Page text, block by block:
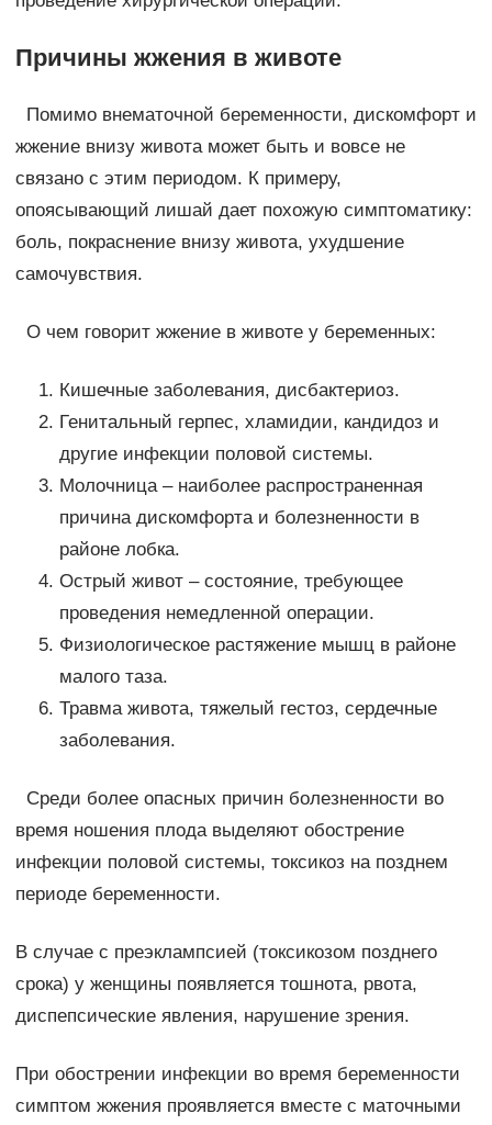
Причины жжения в животе
Помимо внематочной беременности, дискомфорт и
жжение внизу живота может быть и вовсе не
связано с этим периодом. К примеру,
опоясывающий лишай дает похожую симптоматику:
боль, покраснение внизу живота, ухудшение
самочувствия.
О чем говорит жжение в животе у беременных:
Кишечные заболевания, дисбактериоз.
Генитальный герпес, хламидии, кандидоз и
другие инфекции половой системы.
Молочница – наиболее распространенная
причина дискомфорта и болезненности в
районе лобка.
Острый живот – состояние, требующее
проведения немедленной операции.
Физиологическое растяжение мышц в районе
малого таза.
Травма живота, тяжелый гестоз, сердечные
заболевания.
Среди более опасных причин болезненности во
время ношения плода выделяют обострение
инфекции половой системы, токсикоз на позднем
периоде беременности.
В случае с преэклампсией (токсикозом позднего
срока) у женщины появляется тошнота, рвота,
диспепсические явления, нарушение зрения.
При обострении инфекции во время беременности
симптом жжения проявляется вместе с маточными